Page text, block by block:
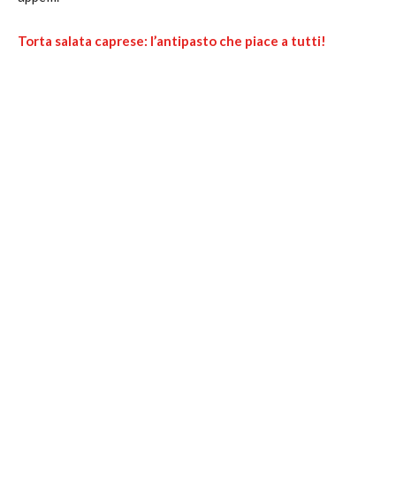
Torta salata caprese: l’antipasto che piace a tutti!